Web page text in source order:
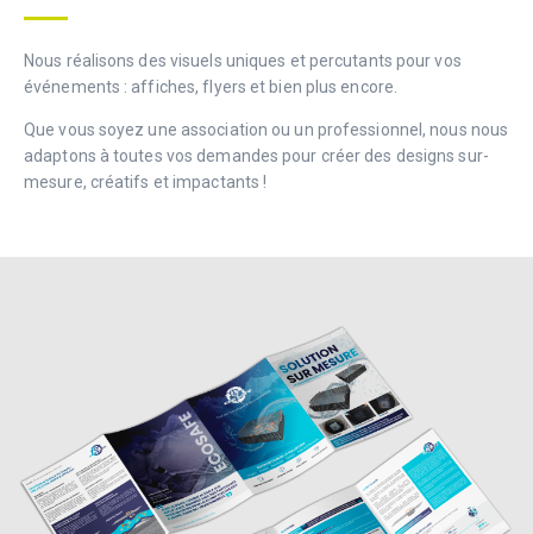
Nous réalisons des visuels uniques et percutants pour vos
événements : affiches, flyers et bien plus encore.
Que vous soyez une association ou un professionnel, nous nous
adaptons à toutes vos demandes pour créer des designs sur-
mesure, créatifs et impactants !